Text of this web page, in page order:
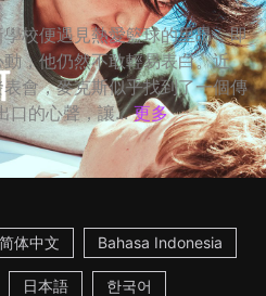
校便遇見熱愛籃球的里昂，即
，他仍然不敢輕易表白。近
會，麥克斯似乎找到了一個傳
口的心聲，讓... 更多
简体中文 Bahasa Indonesia
日本語 한국어